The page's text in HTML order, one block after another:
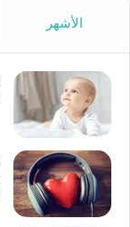
الأشهر